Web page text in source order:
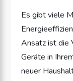
Es gibt viele
Ansatz ist die
Geräte in
neuer